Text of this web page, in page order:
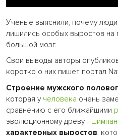
Ученые выяснили, почему
лишились особых выростов на
большой мозг.
Свои выводы авторы
коротко о них пишет портал
Строение мужского
которая у человека очень
сравнению с его ближайшими
эволюционному древу -
характерных выростов,